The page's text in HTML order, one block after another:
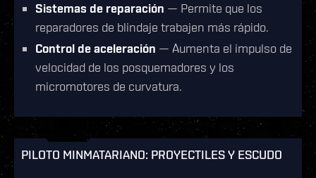
Sistemas de reparación — Permite que los
reparadores de blindaje trabajen más rápido.
Control de aceleración — Aumenta el impulso de
velocidad de los posquemadores y los
micromotores de curvatura.
PILOTO MINMATARIANO: PROYECTILES Y ESCUDO